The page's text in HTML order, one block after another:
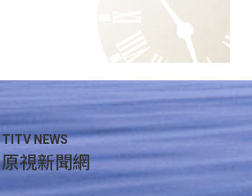
TITV NEWS
原視新聞網